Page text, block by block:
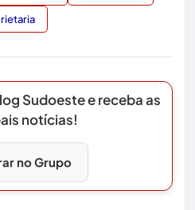
Sudoeste e receba as
notícias!
no Grupo